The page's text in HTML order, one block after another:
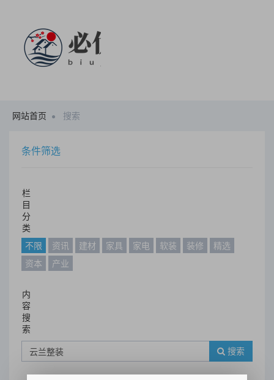
网站首页 搜索
条件筛选
栏
目
分
类
不限
资讯 建材 家具 家电 软装 装修
精选
资本
产业
内
容
搜
索
搜索